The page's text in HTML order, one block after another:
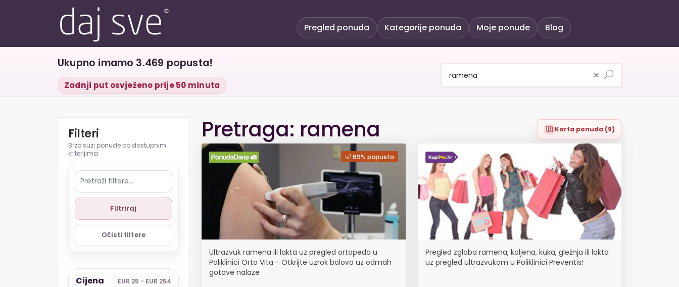
Pregled ponuda Kategorije ponuda Moje ponude Blog
Ukupno imamo 3.469 popusta!
Zadnji put osvježeno prije 50 minuta
×
Filteri
Filtriraj
Očisti filtere
Cijena EUR 25 - EUR 254
Pretraga: ramena Karta ponuda (9)
69% popusta
Ultrazvuk ramena ili lakta uz pregled ortopeda u
Poliklinici Orto Vita - Otkrijte uzrok bolova uz odmah
gotove nalaze
Pregled zgloba ramena, koljena, kuka, gležnja ili lakta
uz pregled ultrazvukom u Poliklinici Preventis!